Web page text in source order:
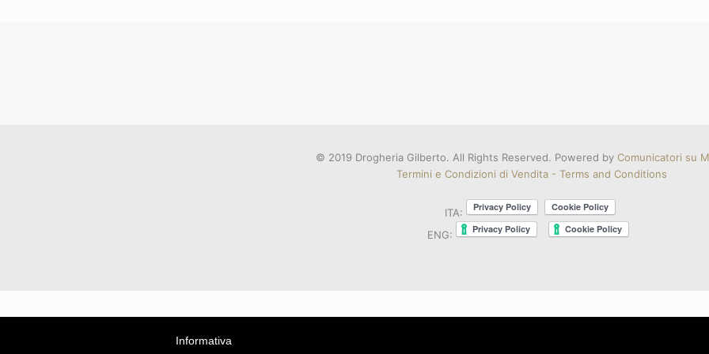
© 2019 Drogheria Gilberto. All Rights Reserved. Powered by Comunicatori su
Termini e Condizioni di Vendita - Terms and Conditions
ITA:
ENG:
Informativa